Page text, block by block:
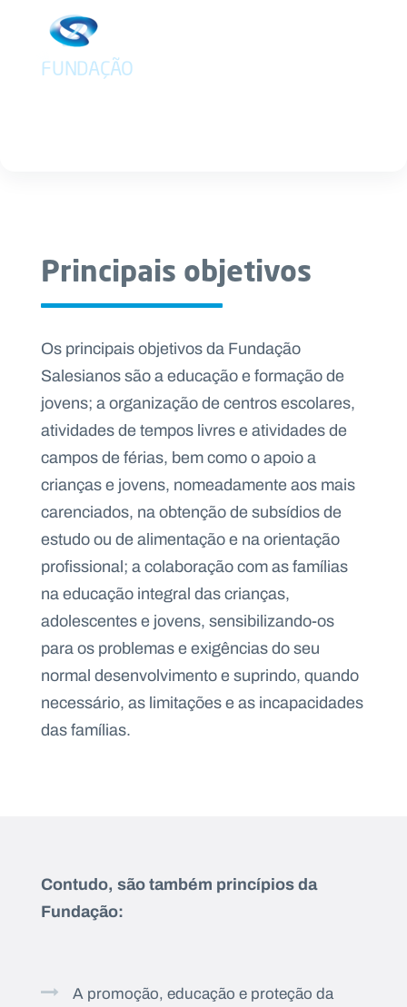
Abrir menu principal
FUNDAÇÃO
Principais objetivos
Os principais objetivos da Fundação
Salesianos são a educação e formação de
jovens; a organização de centros escolares,
atividades de tempos livres e atividades de
campos de férias, bem como o apoio a
crianças e jovens, nomeadamente aos mais
carenciados, na obtenção de subsídios de
estudo ou de alimentação e na orientação
profissional; a colaboração com as famílias
na educação integral das crianças,
adolescentes e jovens, sensibilizando-os
para os problemas e exigências do seu
normal desenvolvimento e suprindo, quando
necessário, as limitações e as incapacidades
das famílias.
Contudo, são também princípios da
Fundação:
A promoção, educação e proteção da
Transparência
e
Documentos
Pessoas
e
Recursos